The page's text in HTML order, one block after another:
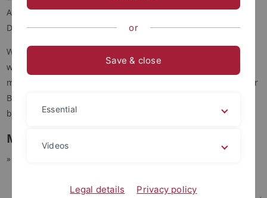
Archäologie entwickelt wurde. Ein großer Anteil unserer
Doktoranden ist international.
Wenn Sie sich für eine Doktorandenstelle bewerben möchten,
wenden Sie sich bitte an Ihre Forschungsgruppe. Dort gibt es
möglicherweise anstehende Angebote oder Sie können bei der
Beantragung Ihres eigenen Stipendiums, z. B. vom DAAD, Hilfe
bekommen.
Möchten Sie gerne mehr erfahren?
» Besuchen Sie die
or
Save & close
Essential
Videos
Legal details Privacy policy